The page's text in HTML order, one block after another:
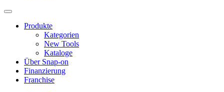
Produkte
Kategorien
New Tools
Kataloge
Über Snap-on
Finanzierung
Franchise